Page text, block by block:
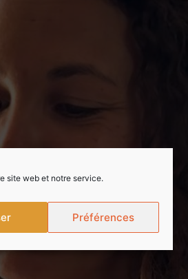
site web et notre service.
Préférences